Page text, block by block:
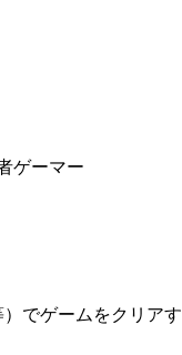
ゲーマー
でゲームをクリアす